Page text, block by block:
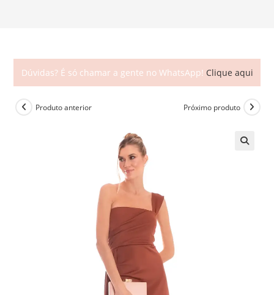
Dúvidas? É só chamar a gente no WhatsApp! Clique aqui
Produto anterior Próximo produto